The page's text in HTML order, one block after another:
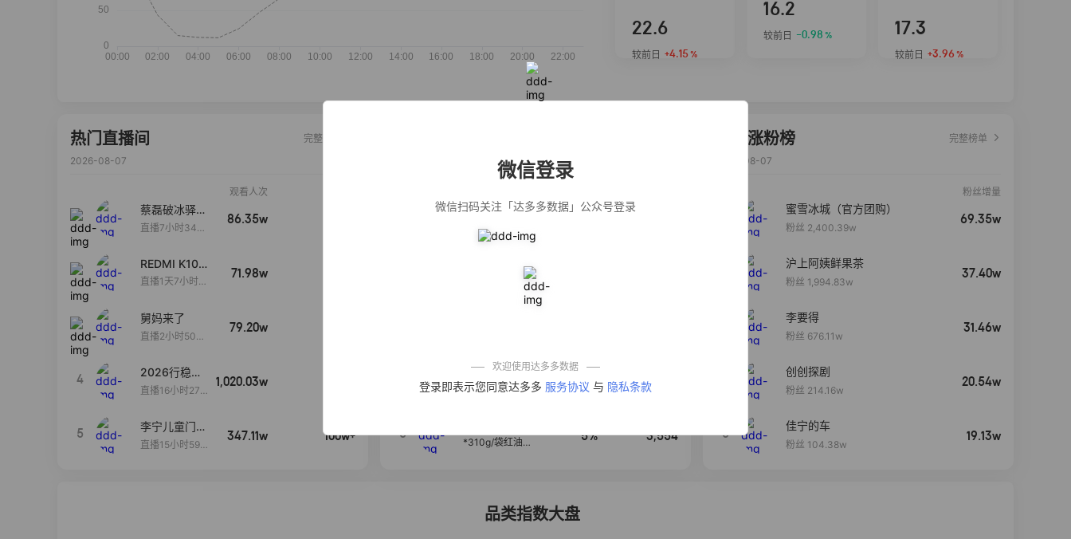
微信登录
微信扫码关注「达多多数据」公众号登录
欢迎使用达多多数据
登录即表示您同意达多多 服务协议 与 隐私条款
22.6
较前日 +4.15 %
16.2
较前日 -0.98 % 17.3
较前日 +3.96 %
热门直播间
完整榜单
2026-08-07
观看人次
蔡磊破冰驿站
直播间好物分
直播7小时34分
86.35w
REDMI K100
Pro系列新品
启！
直播1天7小时1
71.98w
舅妈来了
直播2小时50分
79.20w
4
2026行稳致
远
直播16小时27
1,020.03w
5
李宁儿童门店
爆款赤兔8pr
直播15小时59
347.11w 100w+
公仔牌顽渍净洗
污渍除菌除螨3倍
【净浮生】油污
净厨房油烟机去
重油污去油王污
渍清洁剂油烟净
免煮开袋即食劲
艾草抽绳式免撕
垃圾袋大号特厚
50% 3,640
5
*310g/袋红油麻
5% 3,554
达人涨粉榜
完整榜单
2026-08-07
粉丝增量
蜜雪冰城（官方团购）
粉丝 2,400.39w
69.35w
沪上阿姨鲜果茶
粉丝 1,994.83w
37.40w
李要得
粉丝 676.11w
31.46w
创创探剧
粉丝 214.16w
20.54w
5
佳宁的车
粉丝 104.38w
19.13w
品类指数大盘